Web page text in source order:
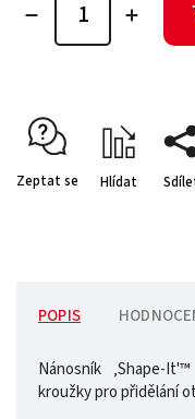
Zeptat se Hlídat
POPIS
Nánosník ‚Shape-
kroužky pro přidělání